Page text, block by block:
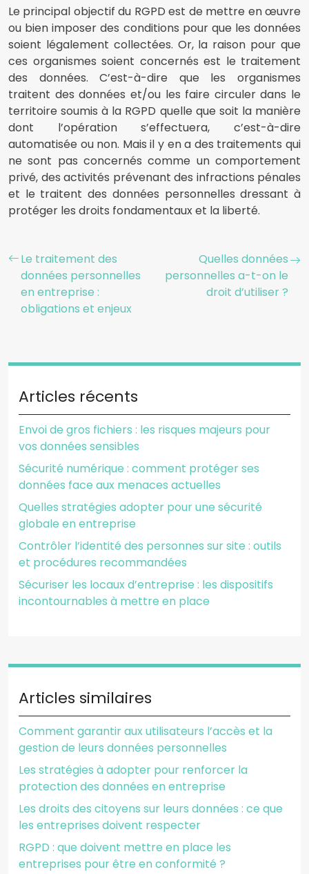
Le principal objectif du RGPD est de mettre en œuvre
ou bien imposer des conditions pour que les données
soient légalement collectées. Or, la raison pour que
ces organismes soient concernés est le traitement
des données. C’est-à-dire que les organismes
traitent des données et/ou les faire circuler dans le
territoire soumis à la RGPD quelle que soit la manière
dont l’opération s’effectuera, c’est-à-dire
automatisée ou non. Mais il y en a des traitements qui
ne sont pas concernés comme un comportement
privé, des activités prévenant des infractions pénales
et le traitent des données personnelles dressant à
protéger les droits fondamentaux et la liberté.
Le traitement des
données personnelles
en entreprise :
obligations et enjeux
Quelles données
personnelles a-t-on le
droit d’utiliser ?
Articles récents
Envoi de gros fichiers : les risques majeurs pour
vos données sensibles
Sécurité numérique : comment protéger ses
données face aux menaces actuelles
Quelles stratégies adopter pour une sécurité
globale en entreprise
Contrôler l’identité des personnes sur site : outils
et procédures recommandées
Sécuriser les locaux d’entreprise : les dispositifs
incontournables à mettre en place
Articles similaires
Comment garantir aux utilisateurs l’accès et la
gestion de leurs données personnelles
Les stratégies à adopter pour renforcer la
protection des données en entreprise
Les droits des citoyens sur leurs données : ce que
les entreprises doivent respecter
RGPD : que doivent mettre en place les
entreprises pour être en conformité ?